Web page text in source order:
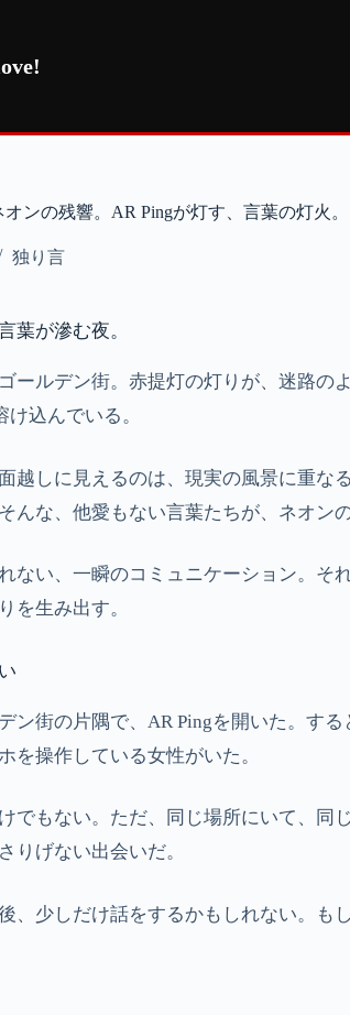
ンの残響。AR Pingが灯す、言葉の灯火。
独り言
葉が滲む夜。
ールデン街。赤提灯の灯りが、迷路の
込んでいる。
越しに見えるのは、現実の風景に重
んな、他愛もない言葉たちが、ネオン
ない、一瞬のコミュニケーション。そ
を生み出す。
ン街の片隅で、AR Pingを開いた。す
を操作している女性がいた。
でもない。ただ、同じ場所にいて、同
りげない出会いだ。
、少しだけ話をするかもしれない。も